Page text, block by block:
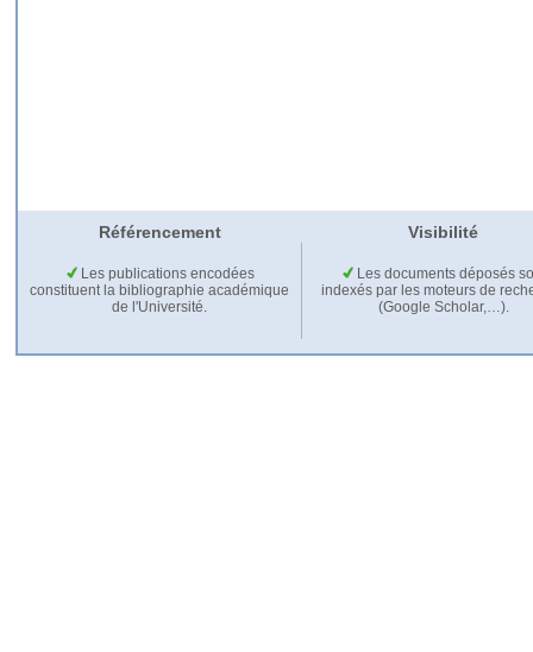
Référencement Visibilité
Les publications encodées
constituent la bibliographie académique
de l'Université.
Les documents déposés
indexés par les moteurs de
(Google Scholar,…).